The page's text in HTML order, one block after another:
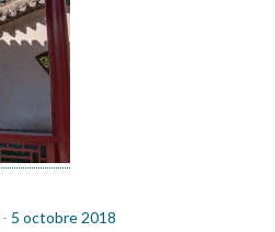
- 5 octobre 2018